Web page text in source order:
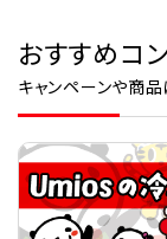
おすすめコ
キャンペーンや商